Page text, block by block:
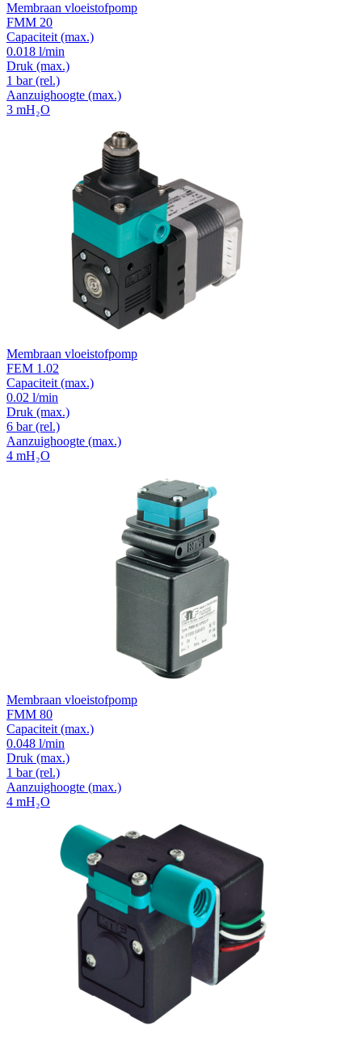
Membraan vloeistofpomp
FMM 20
Capaciteit (max.)
0.018 l/min
Druk (max.)
1 bar (rel.)
Aanzuighoogte (max.)
3 mH₂O
Membraan vloeistofpomp
FEM 1.02
Capaciteit (max.)
0.02 l/min
Druk (max.)
6 bar (rel.)
Aanzuighoogte (max.)
4 mH₂O
Membraan vloeistofpomp
FMM 80
Capaciteit (max.)
0.048 l/min
Druk (max.)
1 bar (rel.)
Aanzuighoogte (max.)
4 mH₂O